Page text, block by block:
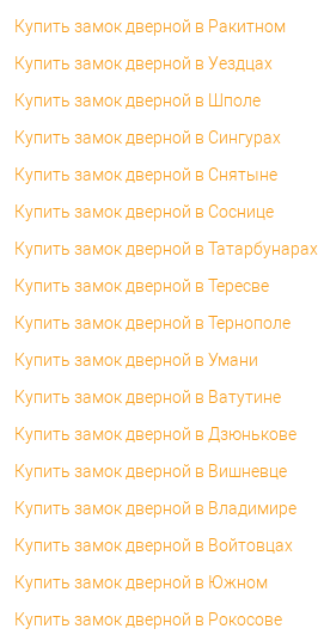
Купить замок дверной в Ракитном
Купить замок дверной в Уездцах
Купить замок дверной в Шполе
Купить замок дверной в Сингурах
Купить замок дверной в Снятыне
Купить замок дверной в Соснице
Купить замок дверной в Татарбунарах
Купить замок дверной в Тересве
Купить замок дверной в Тернополе
Купить замок дверной в Умани
Купить замок дверной в Ватутине
Купить замок дверной в Дзюнькове
Купить замок дверной в Вишневце
Купить замок дверной в Владимире
Купить замок дверной в Войтовцах
Купить замок дверной в Южном
Купить замок дверной в Рокосове